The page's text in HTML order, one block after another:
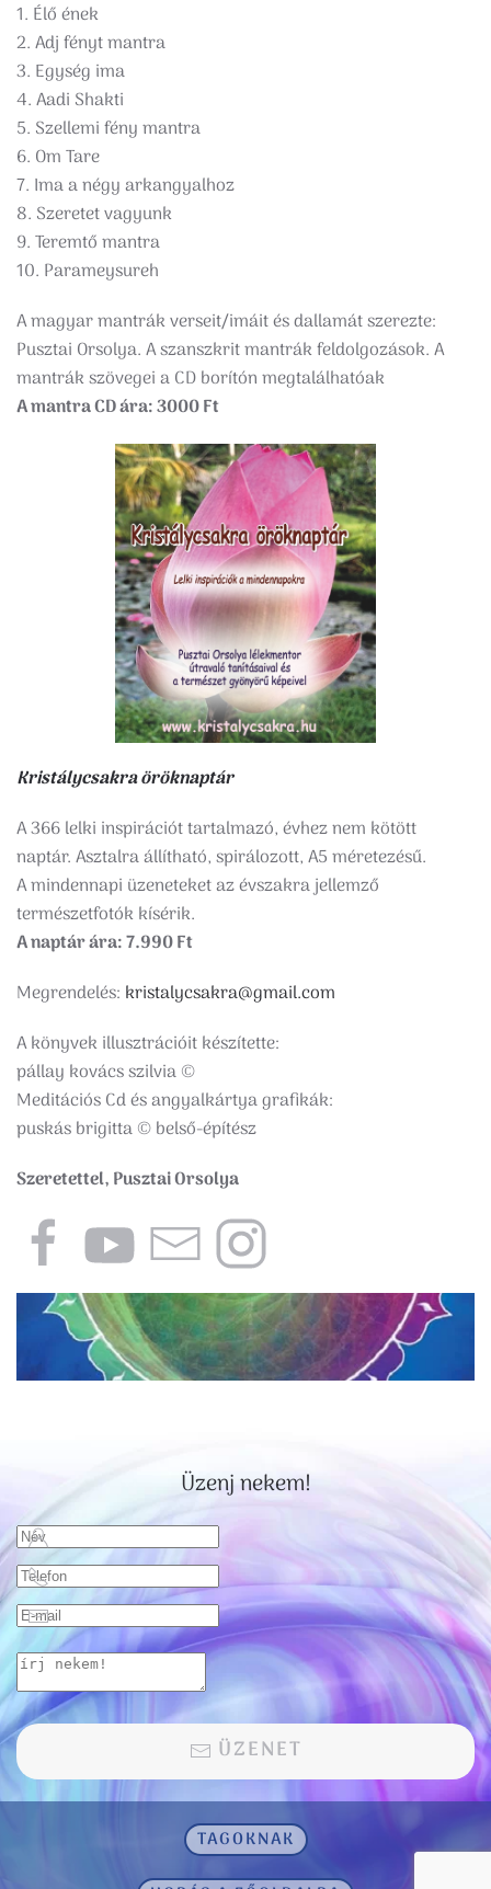
1. Élő ének
2. Adj fényt mantra
3. Egység ima
4. Aadi Shakti
5. Szellemi fény mantra
6. Om Tare
7. Ima a négy arkangyalhoz
8. Szeretet vagyunk
9. Teremtő mantra
10. Parameysureh
A magyar mantrák verseit/imáit és dallamát szerezte:
Pusztai Orsolya. A szanszkrit mantrák feldolgozások. A
mantrák szövegei a CD borítón megtalálhatóak
A mantra CD ára: 3000 Ft
Kristálycsakra öröknaptár
A 366 lelki inspirációt tartalmazó, évhez nem kötött
naptár. Asztalra állítható, spirálozott, A5 méretezésű.
A mindennapi üzeneteket az évszakra jellemző
természetfotók kísérik.
A naptár ára: 7.990 Ft
Megrendelés: kristalycsakra@gmail.com
A könyvek illusztrációit készítette:
pállay kovács szilvia ©
Meditációs Cd és angyalkártya grafikák:
puskás brigitta © belső-építész
Szeretettel, Pusztai Orsolya
Üzenj nekem!
ÜZENET
TAGOKNAK